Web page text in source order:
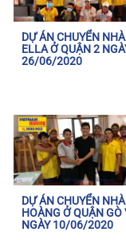
DỰ ÁN CHUYỂN
ELLA Ở QUẬN 2
26/06/2020
DỰ ÁN CHUYỂN
HOÀNG Ở QUẬN GÒ
NGÀY 10/06/2020